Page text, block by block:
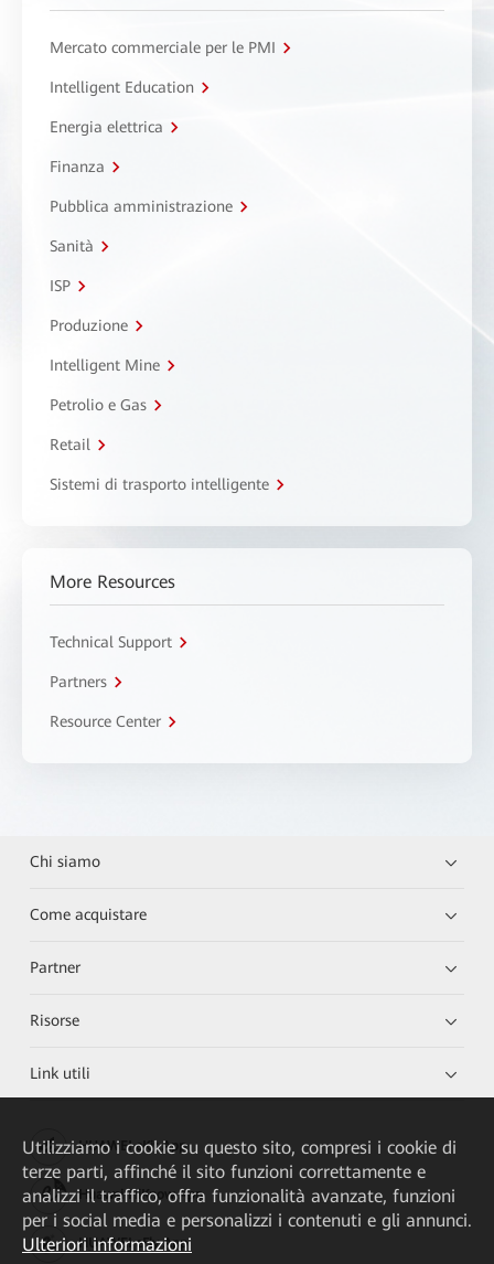
Mercato commerciale per le PMI
Intelligent Education
Energia elettrica
Finanza
Pubblica amministrazione
Sanità
ISP
Produzione
Intelligent Mine
Petrolio e Gas
Retail
Sistemi di trasporto intelligente
More Resources
Technical Support
Partners
Resource Center
Chi siamo
Come acquistare
Partner
Risorse
Link utili
HUAWEI eKit App
Huawei HiKnow App
HUAWEI eFly App
Utilizziamo i cookie su questo sito, compresi i cookie di
terze parti, affinché il sito funzioni correttamente e
analizzi il traffico, offra funzionalità avanzate, funzioni
per i social media e personalizzi i contenuti e gli annunci.
Ulteriori informazioni